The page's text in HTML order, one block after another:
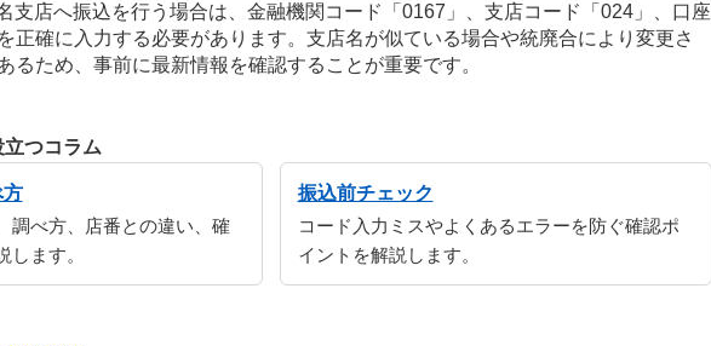
支店へ振込を行う場合は、金融機関コード「0167」、支店コード「024」、口座
正確に入力する必要があります。支店名が似ている場合や統廃合により変更さ
るため、事前に最新情報を確認することが重要です。
つコラム
調べ方、店番との違い、確
します。
振込前チェック
コード入力ミスやよくあるエラーを防ぐ確認ポ
イントを解説します。